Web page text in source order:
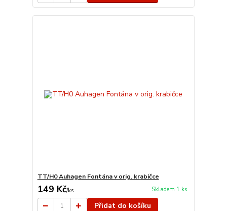
TT/H0 Auhagen Fontána v orig. krabičce
149 Kč/ks Skladem 1 ks
Přidat do košíku